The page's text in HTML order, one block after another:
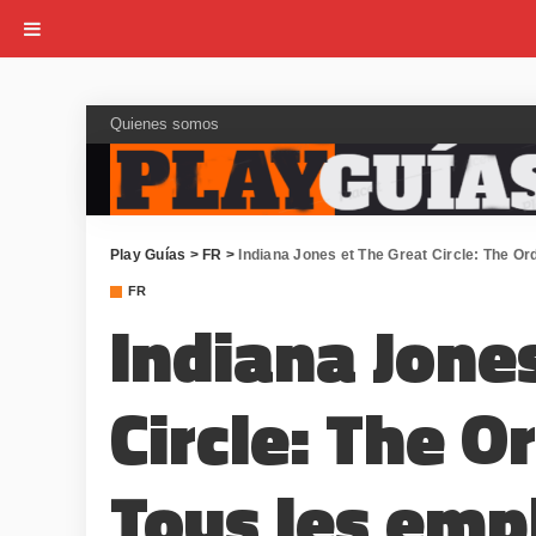
Quienes somos
Play Guías > FR > Indiana Jones et The Great Circle: The
FR
Indiana
Circle: The